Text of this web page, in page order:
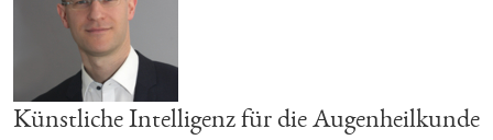
Künstliche Intelligenz für die Augenheilkunde